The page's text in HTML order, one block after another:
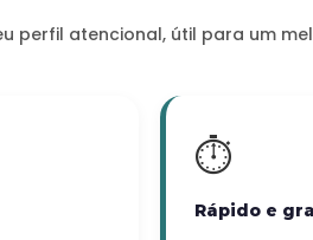
perfil atencional, útil para um
⏱️
Rápido e